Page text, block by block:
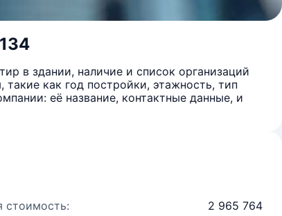
в здании, наличие и список организаций
как год постройки, этажность, тип
её название, контактные данные, и
стоимость: 2 965 764